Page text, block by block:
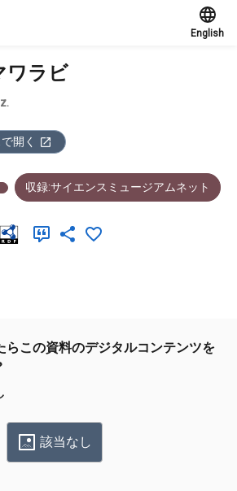
English
ワラビ
開く
収録:サイエンスミュージアムネット
らこの資料のデジタルコンテンツを
該当なし